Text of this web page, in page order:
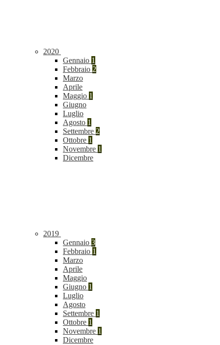
2020
Gennaio 1
Febbraio 2
Marzo
Aprile
Maggio 1
Giugno
Luglio
Agosto 1
Settembre 2
Ottobre 1
Novembre 1
Dicembre
2019
Gennaio 3
Febbraio 1
Marzo
Aprile
Maggio
Giugno 1
Luglio
Agosto
Settembre 1
Ottobre 1
Novembre 1
Dicembre